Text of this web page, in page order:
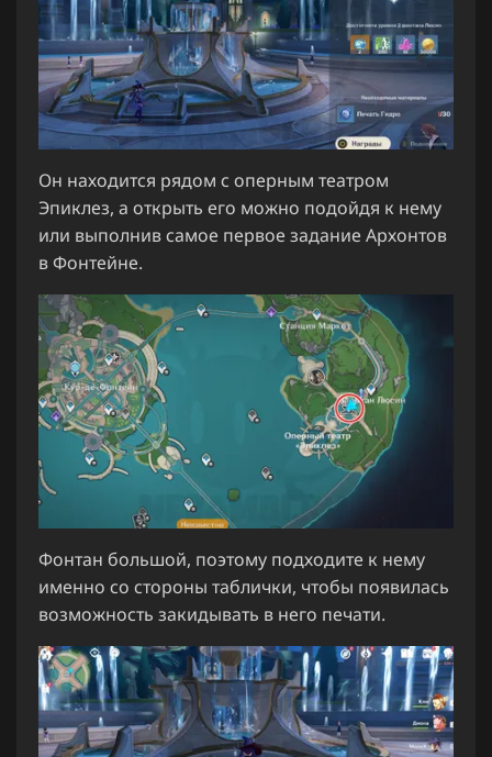
Он находится рядом с оперным театром
Эпиклез, а открыть его можно подойдя к нему
или выполнив самое первое задание Архонтов
в Фонтейне.
Фонтан большой, поэтому подходите к нему
именно со стороны таблички, чтобы появилась
возможность закидывать в него печати.